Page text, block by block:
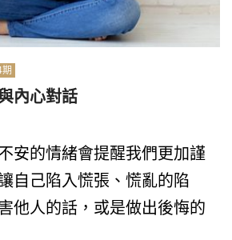
內心對話
安的情緒會提醒我們更加謹
自己陷入慌張、慌亂的陷
他人的話，或是做出後悔的